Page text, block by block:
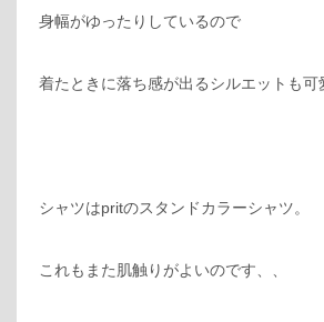
身幅がゆったりしているので
着たときに落ち感が出るシルエットも
シャツはpritのスタンドカラーシャツ。
これもまた肌触りがよいのです、、